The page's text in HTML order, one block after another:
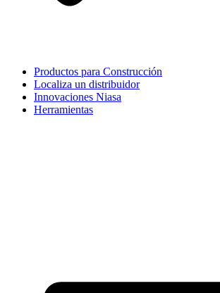
Productos para Construcción
Localiza un distribuidor
Innovaciones Niasa
Herramientas